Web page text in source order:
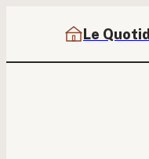
Le